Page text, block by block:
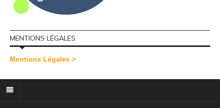
MENTIONS LÉGALES
Mentions Légales >